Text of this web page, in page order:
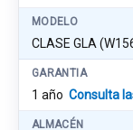
MODELO
CLASE GLA
GARANTIA
1 año Consulta
ALMACÉN